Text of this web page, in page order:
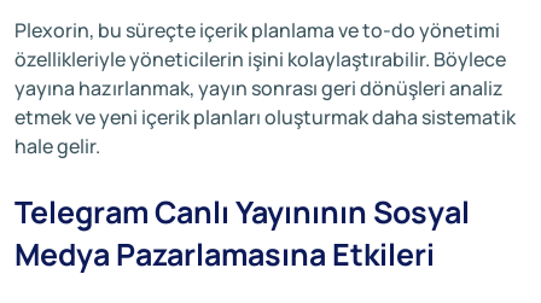
Plexorin, bu süreçte içerik planlama ve to-do yönetimi
özellikleriyle yöneticilerin işini kolaylaştırabilir. Böylece
yayına hazırlanmak, yayın sonrası geri dönüşleri analiz
etmek ve yeni içerik planları oluşturmak daha sistematik
hale gelir.
Telegram Canlı Yayınının Sosyal
Medya Pazarlamasına Etkileri